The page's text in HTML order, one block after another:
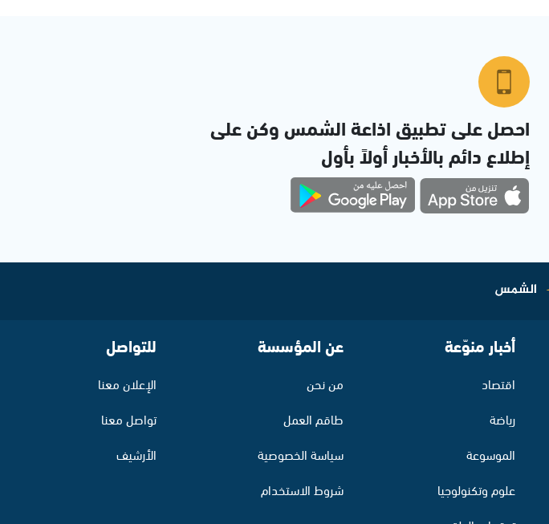
احصل على تطبيق اذاعة الشمس وكن على
إطلاع دائم بالأخبار أولاً بأول
أخبار منوّعة
اقتصاد
رياضة
الموسوعة
علوم وتكنولوجيا
عن المؤسسة
من نحن
طاقم العمل
سياسة الخصوصية
شروط الاستخدام
للتواصل
الإعلان معنا
تواصل معنا
الأرشيف